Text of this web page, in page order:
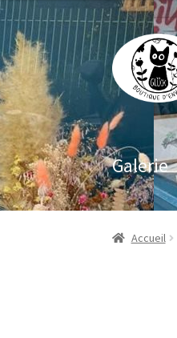
Aller
à
la
navigation
Aller
au
contenu
Galerie
Accueil